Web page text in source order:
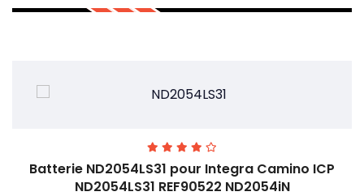
Batterie ND2054LS31 pour Integra Camino ICP
ND2054LS31 REF90522 ND2054iN